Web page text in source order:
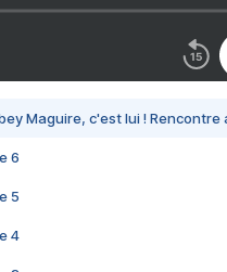
Maguire, c'est lui ! Rencontre
6
5
4